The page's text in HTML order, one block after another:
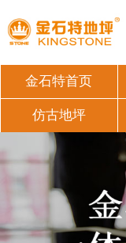
金石特首页
仿古地坪